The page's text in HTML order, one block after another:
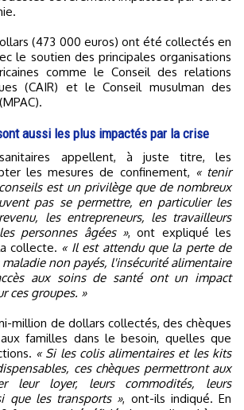
(473 000 euros) ont été collectés en
le soutien des principales organisations
comme le Conseil des relations
(CAIR) et le Conseil musulman des
aussi les plus impactés par la crise
les mesures de confinement, « tenir
est un privilège que de nombreux
pas se permettre, en particulier les
les entrepreneurs, les travailleurs
personnes âgées », ont expliqué les
collecte. « Il est attendu que la perte de
non payés, l'insécurité alimentaire
aux soins de santé ont un impact
ces groupes. »
million de dollars collectés, des chèques
familles dans le besoin, quelles que
« Si les colis alimentaires et les kits
ces chèques permettront aux
leur loyer, leurs commodités, leurs
que les transports », ont-ils indiqué. En